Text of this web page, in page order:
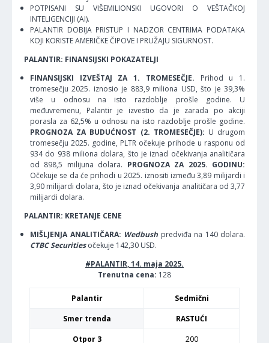
POTPISANI SU VIŠEMILIONSKI UGOVORI O VEŠTAČKOJ
INTELIGENCIJI (AI).
PALANTIR DOBIJA PRISTUP I NADZOR CENTRIMA PODATAKA
KOJI KORISTE AMERIČKE ČIPOVE I PRUŽAJU SIGURNOST.
PALANTIR: FINANSIJSKI POKAZATELJI
FINANSIJSKI IZVEŠTAJ ZA 1. TROMESEČJE. Prihod u 1.
tromesečju 2025. iznosio je 883,9 miliona USD, što je 39,3%
više u odnosu na isto razdoblje prošle godine. U
međuvremenu, Palantir je izvestio da je zarada po akciji
porasla za 62,5% u odnosu na isto razdoblje prošle godine.
PROGNOZA ZA BUDUĆNOST (2. TROMESEČJE): U drugom
tromesečju 2025. godine, PLTR očekuje prihode u rasponu od
934 do 938 miliona dolara, što je iznad očekivanja analitičara
od 898,5 milijuna dolara. PROGNOZA ZA 2025. GODINU:
Očekuje se da će prihodi u 2025. iznositi između 3,89 milijardi i
3,90 milijardi dolara, što je iznad očekivanja analitičara od 3,77
milijardi dolara.
PALANTIR: KRETANJE CENE
MIŠLJENJA ANALITIČARA: Wedbush predviđa na 140 dolara.
CTBC Securitiesočekuje 142,30 USD.
#PALANTIR, 14. maja 2025.
Trenutna cena: 128
Palantir
Sedmični
Smer trenda
RASTUĆI
Otpor 3
200